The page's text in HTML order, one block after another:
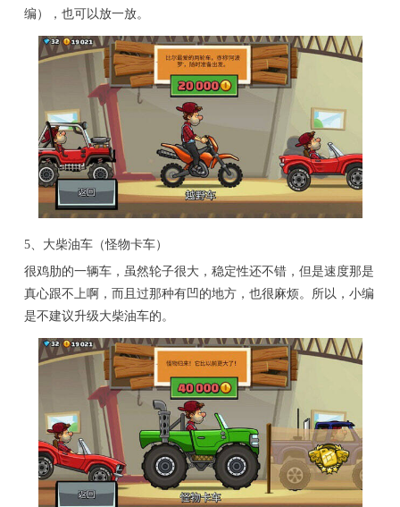
编），也可以放一放。
5、大柴油车（怪物卡车）
很鸡肋的一辆车，虽然轮子很大，稳定性还不错，但是速度那是
真心跟不上啊，而且过那种有凹的地方，也很麻烦。所以，小编
是不建议升级大柴油车的。